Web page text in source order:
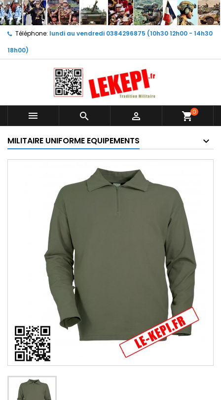
Téléphone: lundi au vendredi 0384296875 (10h30 12h00 - 14h30
18h00)
   shopping_cart0
MILITAIRE UNIFORME EQUIPEMENTS